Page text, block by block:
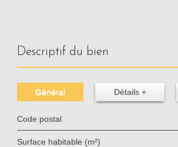
descriptif du bien
Général Détails +
Code postal
Surface habitable (m²)